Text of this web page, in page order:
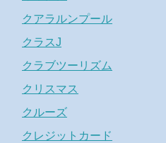
クアラルンプール
クラスJ
クラブツーリズム
クリスマス
クルーズ
クレジットカード